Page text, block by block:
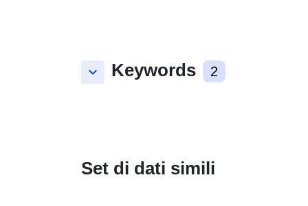
keyboard_arrow_down Keywords 2
Set di dati simili